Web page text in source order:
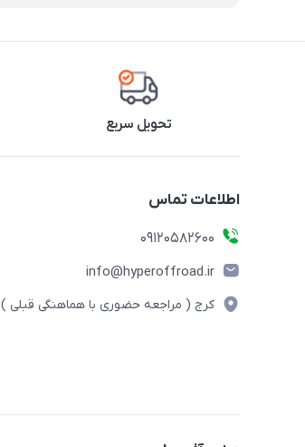
تحویل سریع
اطلاعات تماس
09120582600
info@hyperoffroad.ir
کرج ( مراجعه حضوری با هماهنگی قبلی )